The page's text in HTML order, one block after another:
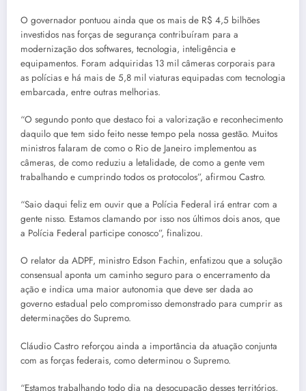
O governador pontuou ainda que os mais de R$ 4,5 bilhões
investidos nas forças de segurança contribuíram para a
modernização dos softwares, tecnologia, inteligência e
equipamentos. Foram adquiridas 13 mil câmeras corporais para
as polícias e há mais de 5,8 mil viaturas equipadas com tecnologia
embarcada, entre outras melhorias.
“O segundo ponto que destaco foi a valorização e reconhecimento
daquilo que tem sido feito nesse tempo pela nossa gestão. Muitos
ministros falaram de como o Rio de Janeiro implementou as
câmeras, de como reduziu a letalidade, de como a gente vem
trabalhando e cumprindo todos os protocolos”, afirmou Castro.
“Saio daqui feliz em ouvir que a Polícia Federal irá entrar com a
gente nisso. Estamos clamando por isso nos últimos dois anos, que
a Polícia Federal participe conosco”, finalizou.
O relator da ADPF, ministro Edson Fachin, enfatizou que a solução
consensual aponta um caminho seguro para o encerramento da
ação e indica uma maior autonomia que deve ser dada ao
governo estadual pelo compromisso demonstrado para cumprir as
determinações do Supremo.
Cláudio Castro reforçou ainda a importância da atuação conjunta
com as forças federais, como determinou o Supremo.
“Estamos trabalhando todo dia na desocupação desses territórios,